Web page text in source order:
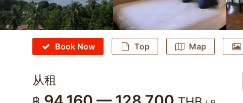
Book Now Top Map
从租